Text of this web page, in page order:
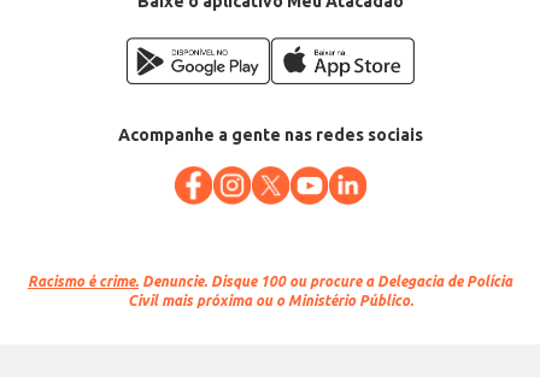
Acompanhe a gente nas redes sociais
Racismo é crime. Denuncie. Disque 100 ou procure a Delegacia de Polícia
Civil mais próxima ou o Ministério Público.